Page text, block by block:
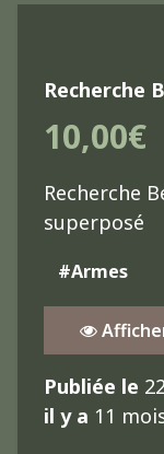
Recherche
10,00€
Recherche
superposé
#Armes
Publiée le
il y a 11